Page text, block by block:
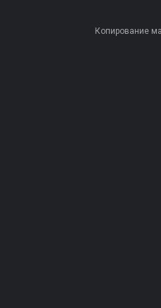
Копирование